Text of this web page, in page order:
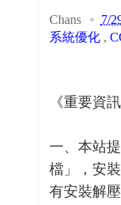
Chans 7/
系統優化,
《重要資
一、本站
檔」，安
有安裝解